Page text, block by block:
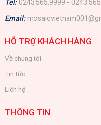
Tel: 0243.565.9999 -
Email:
HỖ TRỢ KHÁCH HÀNG
Về chúng tôi
Tin tức
Liên hệ
THÔNG TIN